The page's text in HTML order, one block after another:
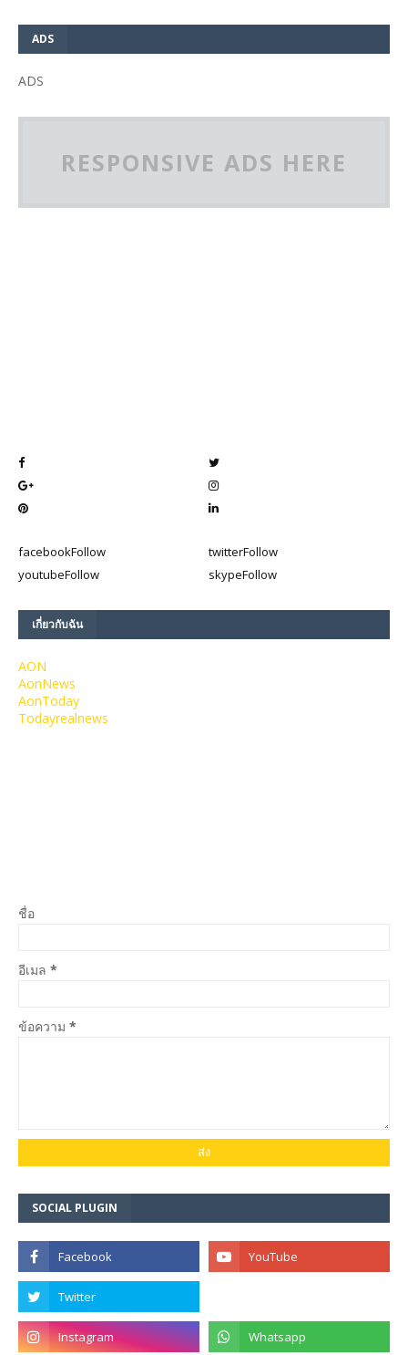
ADS
ADS
RESPONSIVE ADS HERE
facebookFollow twitterFollow
youtubeFollow skypeFollow
เกี่ยวกับฉัน
AON
AonNews
AonToday
Todayrealnews
ชื่อ
อีเมล *
ข้อความ *
SOCIAL PLUGIN